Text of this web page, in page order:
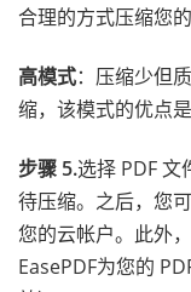
合理的方式压缩您
高模式：压缩少但
缩，该模式的优点
步骤 5.选择 PDF 文
待压缩。之后，您
您的云帐户。此外
EasePDF为您的